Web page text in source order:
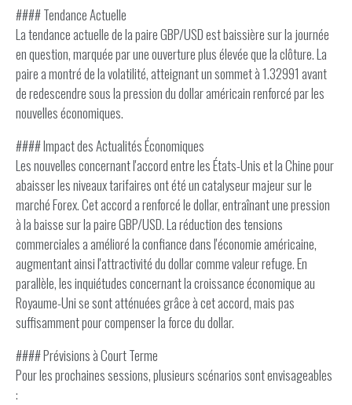
#### Tendance Actuelle
La tendance actuelle de la paire GBP/USD est baissière sur la journée
en question, marquée par une ouverture plus élevée que la clôture. La
paire a montré de la volatilité, atteignant un sommet à 1.32991 avant
de redescendre sous la pression du dollar américain renforcé par les
nouvelles économiques.
#### Impact des Actualités Économiques
Les nouvelles concernant l'accord entre les États-Unis et la Chine pour
abaisser les niveaux tarifaires ont été un catalyseur majeur sur le
marché Forex. Cet accord a renforcé le dollar, entraînant une pression
à la baisse sur la paire GBP/USD. La réduction des tensions
commerciales a amélioré la confiance dans l'économie américaine,
augmentant ainsi l'attractivité du dollar comme valeur refuge. En
parallèle, les inquiétudes concernant la croissance économique au
Royaume-Uni se sont atténuées grâce à cet accord, mais pas
suffisamment pour compenser la force du dollar.
#### Prévisions à Court Terme
Pour les prochaines sessions, plusieurs scénarios sont envisageables
: